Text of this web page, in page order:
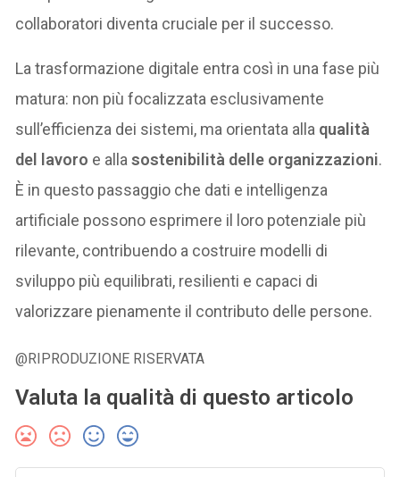
collaboratori diventa cruciale per il successo.
La trasformazione digitale entra così in una fase più
matura: non più focalizzata esclusivamente
sull’efficienza dei sistemi, ma orientata alla qualità
del lavoro e allasostenibilità delle organizzazioni.
È in questo passaggio che dati e intelligenza
artificiale possono esprimere il loro potenziale più
rilevante, contribuendo a costruire modelli di
sviluppo più equilibrati, resilienti e capaci di
valorizzare pienamente il contributo delle persone.
@RIPRODUZIONE RISERVATA
Valuta la qualità di questo articolo